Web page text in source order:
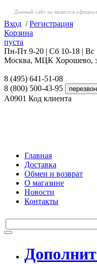
Данный сайт не является
Вход /Регистрация
Корзина
пуста
Пн-Пт 9-20 | Сб 10-18 | Вс
Москва, МЦК Хорошево,
8 (495) 641-51-08
8 (800) 500-43-95
A0901 Код клиента
Главная
Доставка
Обмен и возврат
О магазине
Новости
Контакты